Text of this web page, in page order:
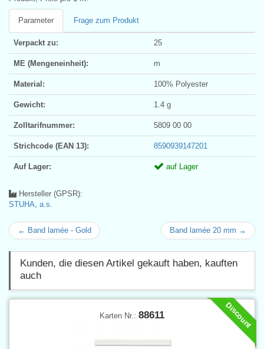
Parameter Frage zum Produkt
Verpackt zu: 25
ME (Mengeneinheit): m
Material: 100% Polyester
Gewicht: 1.4 g
Zolltarifnummer: 5809 00 00
Strichcode (EAN 13): 8590939147201
Auf Lager: auf Lager
Hersteller (GPSR):
STUHA, a.s.
← Band lamée - Gold Band lamée 20 mm →
Kunden, die diesen Artikel gekauft haben, kauften
auch
Discount
Karten Nr.: 88611